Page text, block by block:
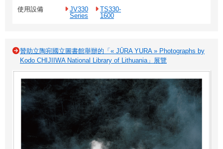
使用設備
JV330
Series
TS330-
1600
贊助立陶宛國立圖書館舉辦的「« JŪRA YURA » Photographs by
Kodo CHIJIIWA National Library of Lithuania」展覽